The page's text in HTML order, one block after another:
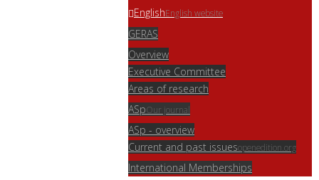
EnglishEnglish website
GERAS
Overview
Executive Committee
Areas of research
ASpOur journal
ASp - overview
Current and past issuesopenedition.org
International Memberships